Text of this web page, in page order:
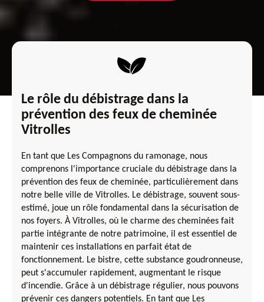
Le rôle du débistrage dans la
prévention des feux de cheminée
Vitrolles
En tant que Les Compagnons du ramonage, nous
comprenons l'importance cruciale du débistrage dans la
prévention des feux de cheminée, particulièrement dans
notre belle ville de Vitrolles. Le débistrage, souvent sous-
estimé, joue un rôle fondamental dans la sécurisation de
nos foyers. À Vitrolles, où le charme des cheminées fait
partie intégrante de notre patrimoine, il est essentiel de
maintenir ces installations en parfait état de
fonctionnement. Le bistre, cette substance goudronneuse,
peut s'accumuler rapidement, augmentant le risque
d'incendie. Grâce à un débistrage régulier, nous pouvons
prévenir ces dangers potentiels. En tant que Les